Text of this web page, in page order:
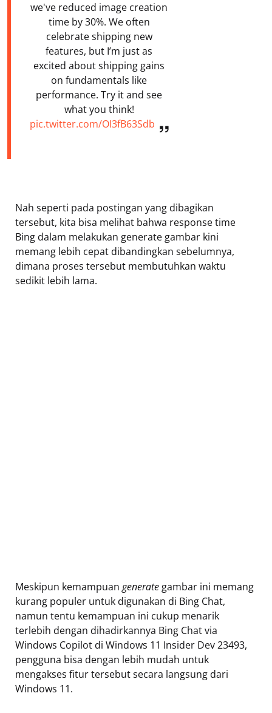
we've reduced image creation
time by 30%. We often
celebrate shipping new
features, but I’m just as
excited about shipping gains
on fundamentals like
performance. Try it and see
what you think!
pic.twitter.com/OI3fB63Sdb
Nah seperti pada postingan yang dibagikan
tersebut, kita bisa melihat bahwa response time
Bing dalam melakukan generate gambar kini
memang lebih cepat dibandingkan sebelumnya,
dimana proses tersebut membutuhkan waktu
sedikit lebih lama.
Meskipun kemampuan generate gambar ini memang
kurang populer untuk digunakan di Bing Chat,
namun tentu kemampuan ini cukup menarik
terlebih dengan dihadirkannya Bing Chat via
Windows Copilot di Windows 11 Insider Dev 23493,
pengguna bisa dengan lebih mudah untuk
mengakses fitur tersebut secara langsung dari
Windows 11.